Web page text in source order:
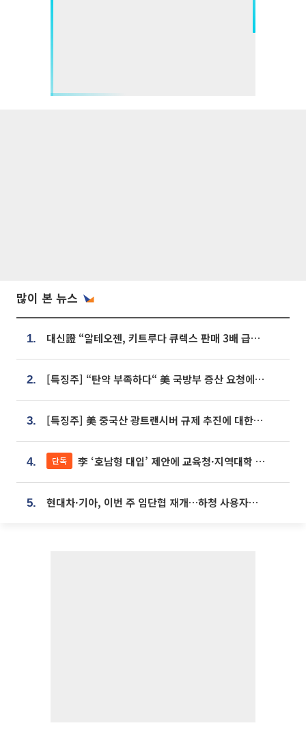
많이 본 뉴스
1. 대신證 “알테오젠, 키트루다 큐렉스 판매 3배 급증…목표가 41만원 상향”
2. [특징주] “탄약 부족하다“ 美 국방부 증산 요청에⋯국내 방산주 급등세
3. [특징주] 美 중국산 광트랜시버 규제 추진에 대한광통신 등 광통신株 강세
4. 단독 李 ‘호남형 대입’ 제안에 교육청·지역대학 서·논술형 입시 연계 '착수'
5. 현대차·기아, 이번 주 임단협 재개…하청 사용자성 재심도 ‘변수’